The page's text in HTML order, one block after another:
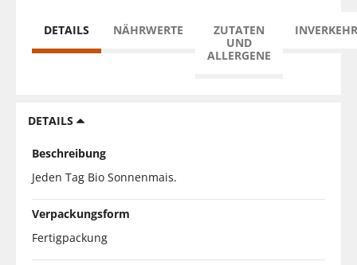
DETAILS NÄHRWERTE
ZUTATEN
UND
ALLERGENE
DETAILS
Beschreibung
Jeden Tag Bio Sonnenmais.
Verpackungsform
Fertigpackung